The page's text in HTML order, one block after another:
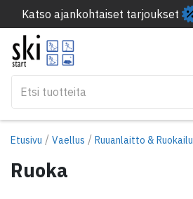
Katso ajankohtaiset tarjoukset
Etusivu / Vaellus / Ruuanlaitto & Ruokailu
Ruoka